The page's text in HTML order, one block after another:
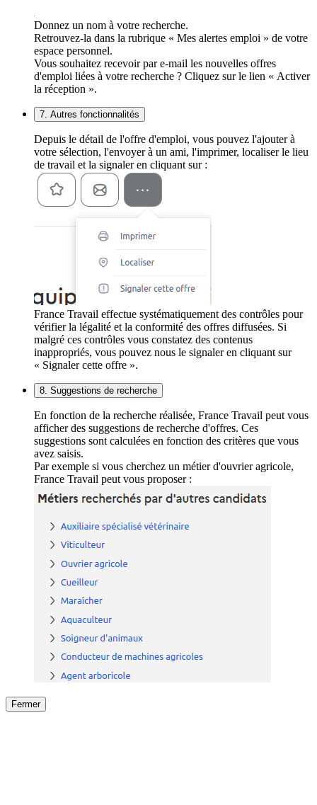
Donnez un nom à votre recherche.
Retrouvez-la dans la rubrique « Mes alertes emploi » de votre
espace personnel.
Vous souhaitez recevoir par e-mail les nouvelles offres
d'emploi liées à votre recherche ? Cliquez sur le lien « Activer
la réception ».
7. Autres fonctionnalités
Depuis le détail de l'offre d'emploi, vous pouvez l'ajouter à
votre sélection, l'envoyer à un ami, l'imprimer, localiser le lieu
de travail et la signaler en cliquant sur :
France Travail effectue systématiquement des contrôles pour
vérifier la légalité et la conformité des offres diffusées. Si
malgré ces contrôles vous constatez des contenus
inappropriés, vous pouvez nous le signaler en cliquant sur
« Signaler cette offre ».
8. Suggestions de recherche
En fonction de la recherche réalisée, France Travail peut vous
afficher des suggestions de recherche d'offres. Ces
suggestions sont calculées en fonction des critères que vous
avez saisis.
Par exemple si vous cherchez un métier d'ouvrier agricole,
France Travail peut vous proposer :
Fermer